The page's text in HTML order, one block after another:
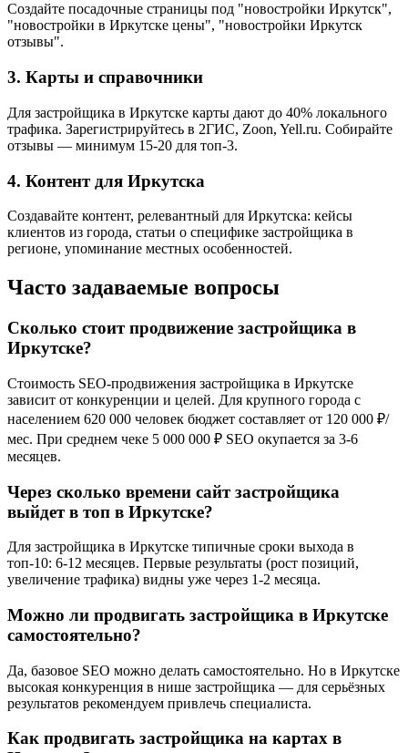
Создайте посадочные страницы под "новостройки Иркутск",
"новостройки в Иркутске цены", "новостройки Иркутск
отзывы".
3. Карты и справочники
Для застройщика в Иркутске карты дают до 40% локального
трафика. Зарегистрируйтесь в 2ГИС, Zoon, Yell.ru. Собирайте
отзывы — минимум 15-20 для топ-3.
4. Контент для Иркутска
Создавайте контент, релевантный для Иркутска: кейсы
клиентов из города, статьи о специфике застройщика в
регионе, упоминание местных особенностей.
Часто задаваемые вопросы
Сколько стоит продвижение застройщика в
Иркутске?
Стоимость SEO-продвижения застройщика в Иркутске
зависит от конкуренции и целей. Для крупного города с
населением 620 000 человек бюджет составляет от 120 000 ₽/
мес. При среднем чеке 5 000 000 ₽ SEO окупается за 3-6
месяцев.
Через сколько времени сайт застройщика
выйдет в топ в Иркутске?
Для застройщика в Иркутске типичные сроки выхода в
топ-10: 6-12 месяцев. Первые результаты (рост позиций,
увеличение трафика) видны уже через 1-2 месяца.
Можно ли продвигать застройщика в Иркутске
самостоятельно?
Да, базовое SEO можно делать самостоятельно. Но в Иркутске
высокая конкуренция в нише застройщика — для серьёзных
результатов рекомендуем привлечь специалиста.
Как продвигать застройщика на картах в